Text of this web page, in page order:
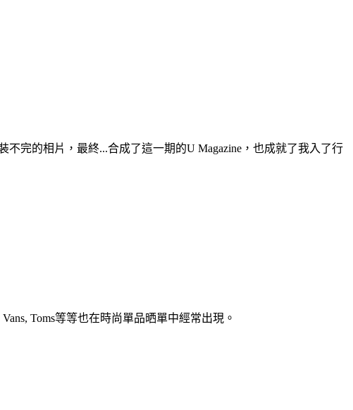
完的相片，最終...合成了這一期的U Magazine，也成就了我入了行
Toms等等也在時尚單品晒單中經常出現。